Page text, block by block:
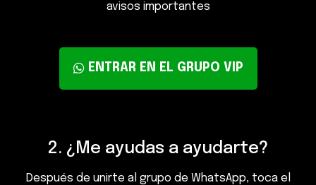
avisos importantes
ENTRAR EN EL GRUPO VIP
2. ¿Me ayudas a ayudarte?
Después de unirte al grupo de WhatsApp, toca el